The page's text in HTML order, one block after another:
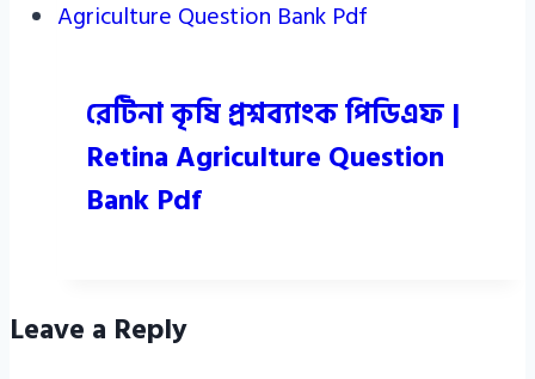
রেটিনা কৃষি প্রশ্নব্যাংক পিডিএফ |
Retina Agriculture Question
Bank Pdf
Leave a Reply